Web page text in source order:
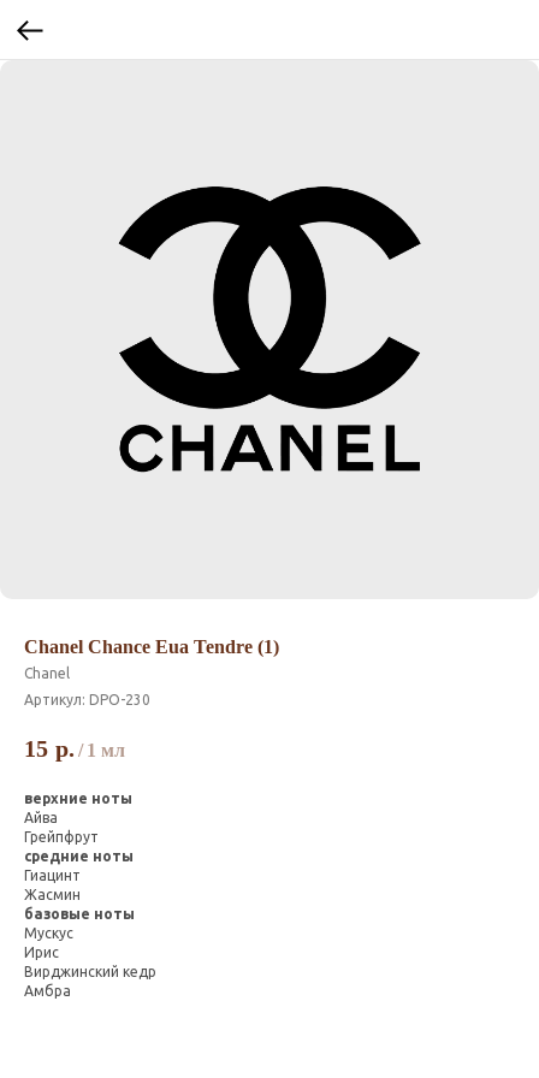
Chanel Chance Eua Tendre (1)
Chanel
Артикул: DPO-230
15 р. / 1 мл
верхние ноты
Айва
Грейпфрут
средние ноты
Гиацинт
Жасмин
базовые ноты
Мускус
Ирис
Вирджинский кедр
Амбра